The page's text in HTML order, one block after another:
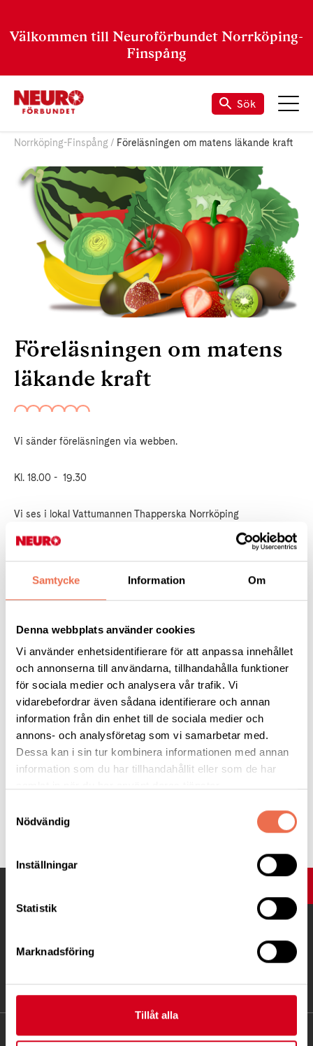
Samtycke Information Om
Denna webbplats använder cookies
Vi använder enhetsidentifierare för att anpassa innehållet
och annonserna till användarna, tillhandahålla funktioner
för sociala medier och analysera vår trafik. Vi
vidarebefordrar även sådana identifierare och annan
information från din enhet till de sociala medier och
annons- och analysföretag som vi samarbetar med.
Dessa kan i sin tur kombinera informationen med annan
information som du har tillhandahållit eller som de har
Nödvändig
Inställningar
Statistik
Marknadsföring
Tillåt alla
Välkommen till Neuroförbundet Norrköping-
Finspång
Sök
Norrköping-Finspång Föreläsningen om matens läkande kraft
Föreläsningen om matens
läkande kraft
Vi sänder föreläsningen via webben.
Kl. 18.00 - 19.30
Vi ses i lokal Vattumannen Thapperska Norrköping
Anmäl till:
Tel: 011 – 16 99 97
Föreläsning Kost Och Hälsa19 Aug 2026 275 KB (283,4 KB)
Tipsa
KONTAKT